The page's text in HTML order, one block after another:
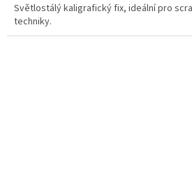
Světlostálý kaligrafický fix, ideální pro
techniky.